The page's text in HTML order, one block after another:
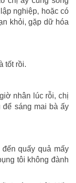
nghiệp, hoặc có
khỏi, gặp dữ hóa
tốt rồi.
nhân lúc rỗi, chị
sáng mai bà ấy
quấy quả mấy
tôi không đành